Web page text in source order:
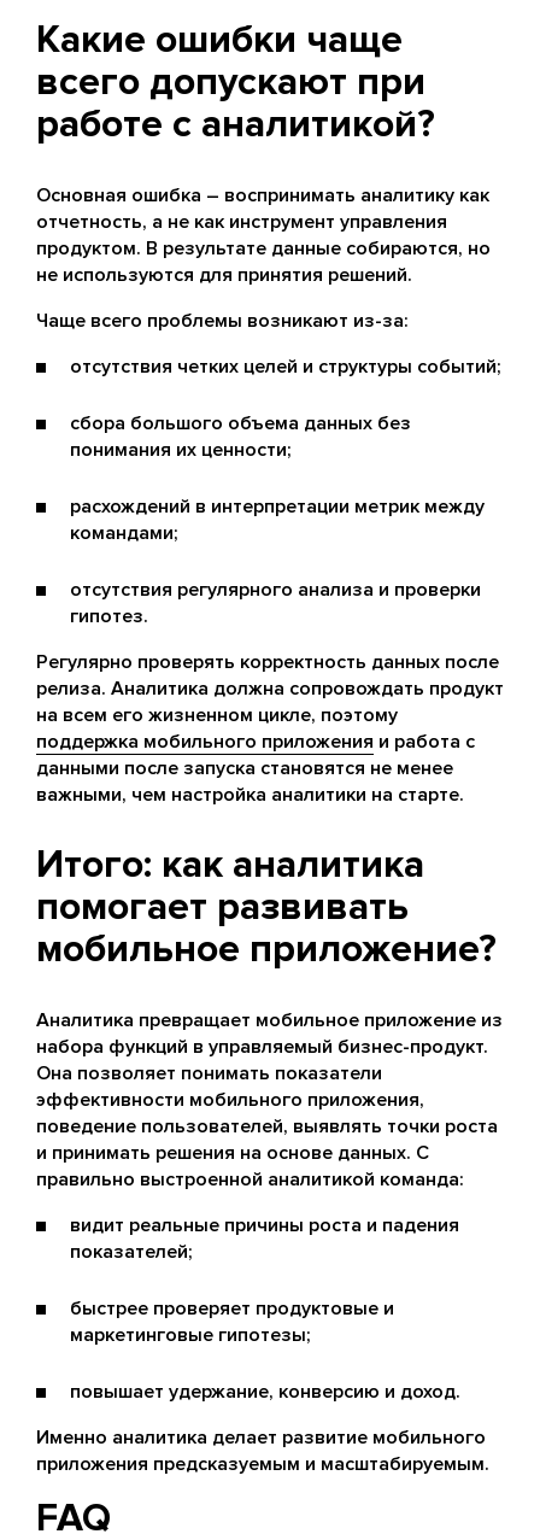
Какие ошибки чаще
всего допускают при
работе с аналитикой?
Основная ошибка – воспринимать аналитику как
отчетность, а не как инструмент управления
продуктом. В результате данные собираются, но
не используются для принятия решений.
Чаще всего проблемы возникают из-за:
отсутствия четких целей и структуры событий;
сбора большого объема данных без
понимания их ценности;
расхождений в интерпретации метрик между
командами;
отсутствия регулярного анализа и проверки
гипотез.
Регулярно проверять корректность данных после
релиза. Аналитика должна сопровождать продукт
на всем его жизненном цикле, поэтому
поддержка мобильного приложения и работа с
данными после запуска становятся не менее
важными, чем настройка аналитики на старте.
Итого: как аналитика
помогает развивать
мобильное приложение?
Аналитика превращает мобильное приложение из
набора функций в управляемый бизнес-продукт.
Она позволяет понимать показатели
эффективности мобильного приложения,
поведение пользователей, выявлять точки роста
и принимать решения на основе данных. С
правильно выстроенной аналитикой команда:
видит реальные причины роста и падения
показателей;
быстрее проверяет продуктовые и
маркетинговые гипотезы;
повышает удержание, конверсию и доход.
Именно аналитика делает развитие мобильного
приложения предсказуемым и масштабируемым.
FAQ